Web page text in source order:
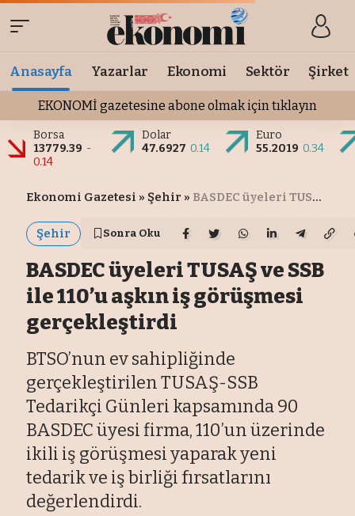
Anasayfa Yazarlar Ekonomi Sektör Şirket
EKONOMİ gazetesine abone olmak için tıklayın
Borsa
13779.39 -
0.14
Dolar
47.6927 0.14
Euro
55.2019 0.34
Ekonomi Gazetesi » Şehir » BASDEC üyeleri TUSAŞ ve SSB ile 110’u aşkın iş görüşmesi gerçekleştirdi
Şehir Sonra Oku
BASDEC üyeleri TUSAŞ ve SSB
ile 110’u aşkın iş görüşmesi
gerçekleştirdi
BTSO’nun ev sahipliğinde
gerçekleştirilen TUSAŞ-SSB
Tedarikçi Günleri kapsamında 90
BASDEC üyesi firma, 110’un üzerinde
ikili iş görüşmesi yaparak yeni
tedarik ve iş birliği fırsatlarını
değerlendirdi.